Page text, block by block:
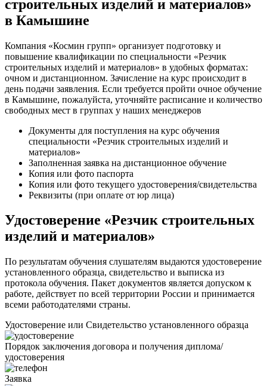
строительных изделий и материалов»
в Камышине
Компания «Космин групп» организует подготовку и
повышение квалификации по специальности «Резчик
строительных изделий и материалов» в удобных форматах:
очном и дистанционном. Зачисление на курс происходит в
день подачи заявления. Если требуется пройти очное обучение
в Камышине, пожалуйста, уточняйте расписание и количество
свободных мест в группах у наших менеджеров
Документы для поступления на курс обучения
специальности «Резчик строительных изделий и
материалов»
Заполненная заявка на дистанционное обучение
Копия или фото паспорта
Копия или фото текущего удостоверения/свидетельства
Реквизиты (при оплате от юр лица)
Удостоверение «Резчик строительных
изделий и материалов»
По результатам обучения слушателям выдаются удостоверение
установленного образца, свидетельство и выписка из
протокола обучения. Пакет документов является допуском к
работе, действует по всей территории России и принимается
всеми работодателями страны.
Удостоверение или Свидетельство установленного образца
Порядок заключения договора и получения диплома/
удостоверения
Заявка